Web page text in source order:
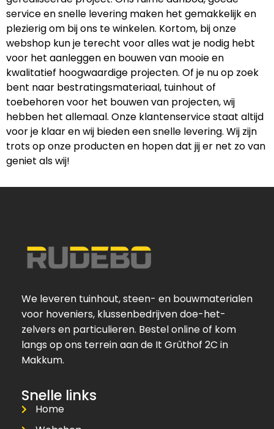
service en snelle levering maken het gemakkelijk en
plezierig om bij ons te winkelen. Kortom, bij onze
webshop kun je terecht voor alles wat je nodig hebt
voor het aanleggen en bouwen van mooie en
kwalitatief hoogwaardige projecten. Of je nu op zoek
bent naar bestratingsmateriaal, tuinhout of
toebehoren voor het bouwen van projecten, wij
hebben het allemaal. Onze klantenservice staat altijd
voor je klaar en wij bieden een snelle levering. Wij zijn
trots op onze producten en hopen dat jij er net zo van
geniet als wij!
We leveren tuinhout, steen- en bouwmaterialen
voor hoveniers, klussenbedrijven doe-het-
zelvers en particulieren. Bestel online of kom
langs op ons terrein aan de It Grûthof 2C in
Makkum.
Snelle links
Home